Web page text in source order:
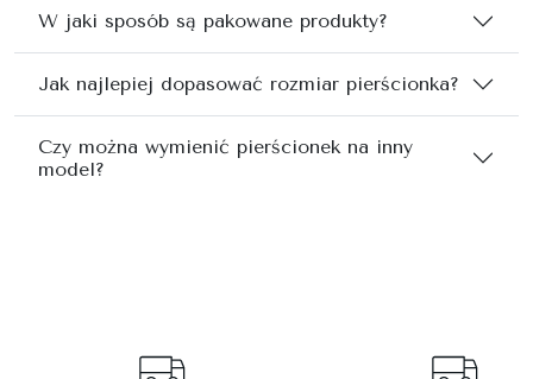
W jaki sposób są pakowane produkty?
Jak najlepiej dopasować rozmiar pierścionka?
Czy można wymienić pierścionek na inny
model?